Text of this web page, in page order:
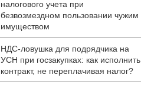
налогового учета при
безвозмездном пользовании чужим
имуществом
НДС-ловушка для подрядчика на
УСН при госзакупках: как исполнить
контракт, не переплачивая налог?